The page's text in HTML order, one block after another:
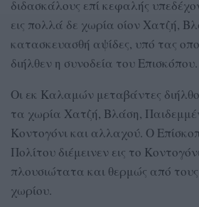
διδασκάλους επί κεφαλής
εις πολλά δε χωρία οίον Χατζή,
κατασκευασθή αψίδες, υπό τας
διήλθεν η συνοδεία του Επισκόπου.
Οι εκ Καλαμών μεταβάντες
τα χωρία Χατζή, Βλάση,
Κοντογόνι και αλλαχού. Ο
Πολίτου διέμεινεν εις το
πλουσιώτατα και θερμώς από
χωρίου.